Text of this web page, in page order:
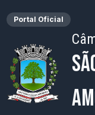
Portal Oficial